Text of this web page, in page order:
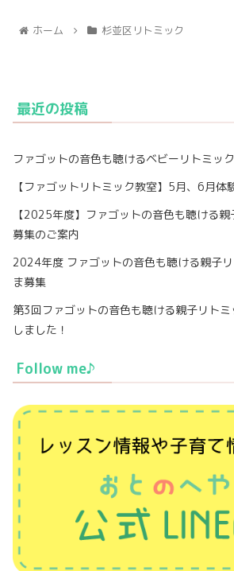
ホーム 杉並区リトミック
最近の投稿
ファゴットの音色も聴けるベビーリトミック
【ファゴットリトミック教室】5月、6月体
【2025年度】ファゴットの音色も聴ける
募集のご案内
2024年度 ファゴットの音色も聴ける親子
ま募集
第3回ファゴットの音色も聴ける親子リト
しました！
Follow me♪